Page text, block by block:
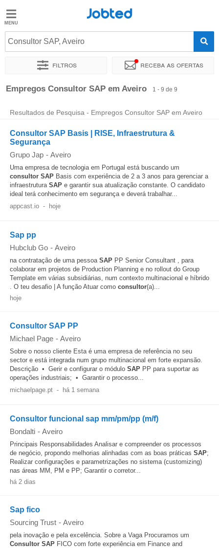
Jobted
Empregos
Salários
Jobted
Consultor SAP, Aveiro
Filtros Receba as ofertas
Ordenar por Localidade exata Empresa Agência de
Empregos Consultor SAP em Aveiro 1 - 9 de 9
Resultados de Pesquisa - Empregos Consultor SAP em Aveiro
Consultor SAP Basis | RISE, Infraestrutura &
Segurança
Grupo Jap - Aveiro
Uma empresa de tecnologia em Portugal está buscando um
consultor SAP Basis com experiência de 2 a 3 anos para gerenciar a
infraestrutura SAP e garantir sua atualização constante. O candidato
ideal terá conhecimento em segurança e deverá trabalhar...
appcast.io - hoje
Sap pp
Hubclub Go - Aveiro
na contratação de uma pessoa SAP PP Senior Consultant , para
colaborar em projetos de Production Planning e no rollout do Group
Template em várias subsidiárias, num contexto multinacional e híbrido
. O teu desafio | A função Atuar como consultor(a)...
hoje
Consultor SAP PP
Michael Page - Aveiro
Sobre o nosso cliente Esta é uma empresa de referência no seu
sector e está integrada num grupo multinacional em forte expansão.
Descrição • Gerir e configurar o módulo SAP PP para suportar as
operações industriais; • Garantir o processo...
michaelpage.pt - há 1 semana
Consultor funcional sap mm/pm/pp (m/f)
Bondalti - Aveiro
Principais Responsabilidades Analisar e compreender os processos
de negócio, propondo melhorias alinhadas com as boas práticas SAP;
Realizar configurações e parametrizações no sistema (customizing)
nas áreas MM, PM e PP; Garantir o corretor...
há 2 dias
Sap fico
Sourcing Trust - Aveiro
pela inovação e pela excelência. Sobre a Vaga Procuramos um
Consultor SAP FICO com forte experiência em Finance and